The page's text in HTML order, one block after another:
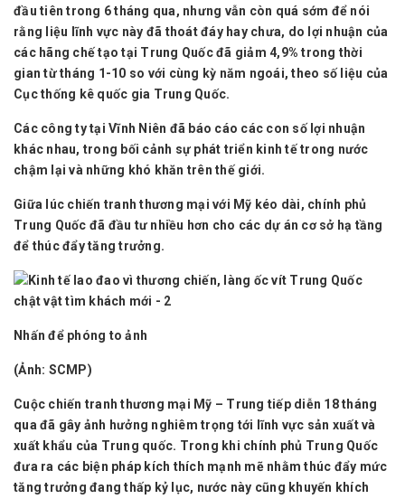
đầu tiên trong 6 tháng qua, nhưng vẫn còn quá sớm để nói
rằng liệu lĩnh vực này đã thoát đáy hay chưa, do lợi nhuận của
các hãng chế tạo tại Trung Quốc đã giảm 4,9% trong thời
gian từ tháng 1-10 so với cùng kỳ năm ngoái, theo số liệu của
Cục thống kê quốc gia Trung Quốc.
Các công ty tại Vĩnh Niên đã báo cáo các con số lợi nhuận
khác nhau, trong bối cảnh sự phát triển kinh tế trong nước
chậm lại và những khó khăn trên thế giới.
Giữa lúc chiến tranh thương mại với Mỹ kéo dài, chính phủ
Trung Quốc đã đầu tư nhiều hơn cho các dự án cơ sở hạ tầng
để thúc đẩy tăng trưởng.
Nhấn để phóng to ảnh
(Ảnh: SCMP)
Cuộc chiến tranh thương mại Mỹ – Trung tiếp diễn 18 tháng
qua đã gây ảnh hưởng nghiêm trọng tới lĩnh vực sản xuất và
xuất khẩu của Trung quốc. Trong khi chính phủ Trung Quốc
đưa ra các biện pháp kích thích mạnh mẽ nhằm thúc đẩy mức
tăng trưởng đang thấp kỷ lục, nước này cũng khuyến khích